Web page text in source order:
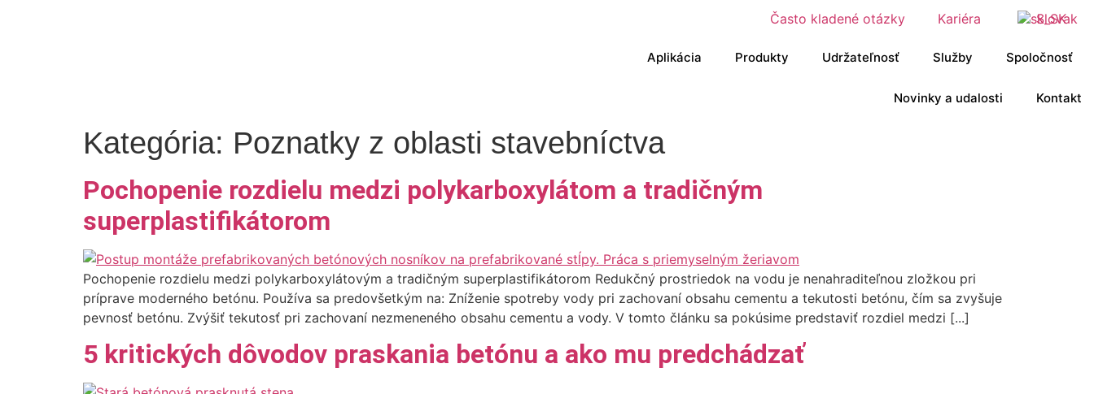
Často kladené otázky Kariéra Slovak
Aplikácia Produkty Udržateľnosť Služby Spoločnosť
Novinky a udalosti Kontakt
Kategória: Poznatky z oblasti stavebníctva
Pochopenie rozdielu medzi polykarboxylátom a tradičným
superplastifikátorom
Pochopenie rozdielu medzi polykarboxylátovým a tradičným superplastifikátorom Redukčný prostriedok na vodu je nenahraditeľnou zložkou pri
príprave moderného betónu. Používa sa predovšetkým na: Zníženie spotreby vody pri zachovaní obsahu cementu a tekutosti betónu, čím sa zvyšuje
pevnosť betónu. Zvýšiť tekutosť pri zachovaní nezmeneného obsahu cementu a vody. V tomto článku sa pokúsime predstaviť rozdiel medzi [...]
5 kritických dôvodov praskania betónu a ako mu predchádzať